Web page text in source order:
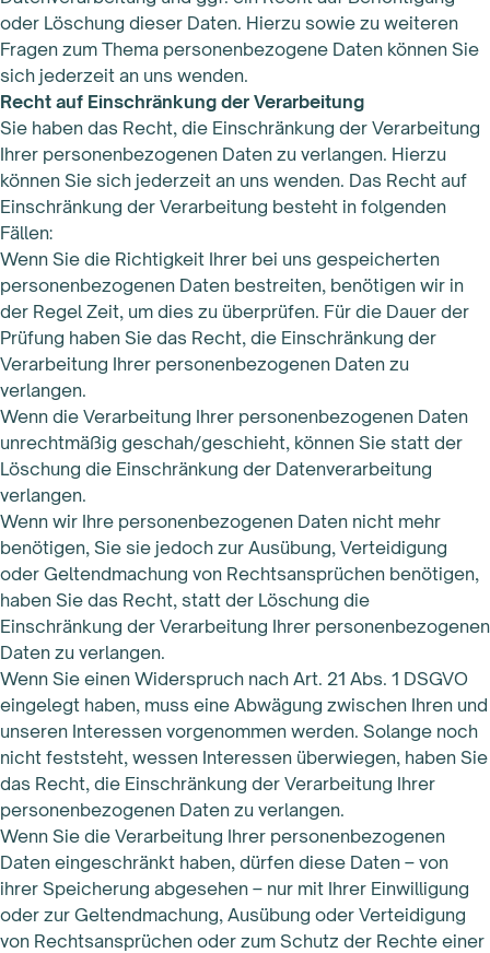
oder Löschung dieser Daten. Hierzu sowie zu weiteren
Fragen zum Thema personenbezogene Daten können Sie
sich jederzeit an uns wenden.
Recht auf Einschränkung der Verarbeitung
Sie haben das Recht, die Einschränkung der Verarbeitung
Ihrer personenbezogenen Daten zu verlangen. Hierzu
können Sie sich jederzeit an uns wenden. Das Recht auf
Einschränkung der Verarbeitung besteht in folgenden
Fällen:
Wenn Sie die Richtigkeit Ihrer bei uns gespeicherten
personenbezogenen Daten bestreiten, benötigen wir in
der Regel Zeit, um dies zu überprüfen. Für die Dauer der
Prüfung haben Sie das Recht, die Einschränkung der
Verarbeitung Ihrer personenbezogenen Daten zu
verlangen.
Wenn die Verarbeitung Ihrer personenbezogenen Daten
unrechtmäßig geschah/geschieht, können Sie statt der
Löschung die Einschränkung der Datenverarbeitung
verlangen.
Wenn wir Ihre personenbezogenen Daten nicht mehr
benötigen, Sie sie jedoch zur Ausübung, Verteidigung
oder Geltendmachung von Rechtsansprüchen benötigen,
haben Sie das Recht, statt der Löschung die
Einschränkung der Verarbeitung Ihrer personenbezogenen
Daten zu verlangen.
Wenn Sie einen Widerspruch nach Art. 21 Abs. 1 DSGVO
eingelegt haben, muss eine Abwägung zwischen Ihren und
unseren Interessen vorgenommen werden. Solange noch
nicht feststeht, wessen Interessen überwiegen, haben Sie
das Recht, die Einschränkung der Verarbeitung Ihrer
personenbezogenen Daten zu verlangen.
Wenn Sie die Verarbeitung Ihrer personenbezogenen
Daten eingeschränkt haben, dürfen diese Daten – von
ihrer Speicherung abgesehen – nur mit Ihrer Einwilligung
oder zur Geltendmachung, Ausübung oder Verteidigung
von Rechtsansprüchen oder zum Schutz der Rechte einer